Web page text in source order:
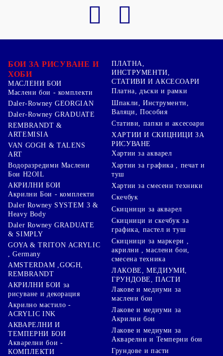
БОИ ЗА РИСУВАНЕ И
ХОБИ
МАСЛЕНИ БОИ
Маслени бои - комплекти
Daler-Rowney GEORGIAN
Daler-Rowney GRADUATE
REMBRANDT &
ARTEMISIA
VAN GOGH & TALENS
ART
Водоразредими Маслени
Бои H2OIL
АКРИЛНИ БОИ
Акрилни Бои - комплекти
Daler Rowney SYSTEM 3 &
Heavy Body
Daler Rowney GRADUATE
& SIMPLY
GOYA & TRITON АCRYLIC
, Germany
AMSTERDAM ,GOGH,
REMBRANDT
АКРИЛНИ БОИ за
рисуване и декорация
Акрилно мастило -
ACRYLIC INK
АКВАРЕЛНИ И
ТЕМПЕРНИ БОИ
Акварелни бои -
КОМПЛЕКТИ
ПЛАТНА,
ИНСТРУМЕНТИ,
СТАТИВИ И АКСЕСОАРИ
Платна, дъски и рамки
Шпакли, Инструменти,
Валяци, Пособия
Стативи, папки и аксесоари
ХАРТИИ И СКИЦНИЦИ ЗА
РИСУВАНЕ
Хартии за акварел
Хартии за графика , печат и
туш
Хартии за смесени техники
Скечбук
Скицници за акварел
Скицници и скечбук за
графика, пастел и туш
Скицници за маркери ,
акрилни , маслени бои,
смесена техника
ЛАКОВЕ, МЕДИУМИ,
ГРУНДОВЕ, ПАСТИ
Лакове и медиуми за
маслени бои
Лакове и медиуми за
Акрилни бои
Лакове и медиуми за
Акварелни и Темперни бои
Грундове и пасти